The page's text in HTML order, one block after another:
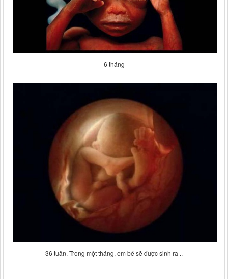
6 tháng
36 tuần. Trong một tháng, em bé sẽ được sinh ra ..